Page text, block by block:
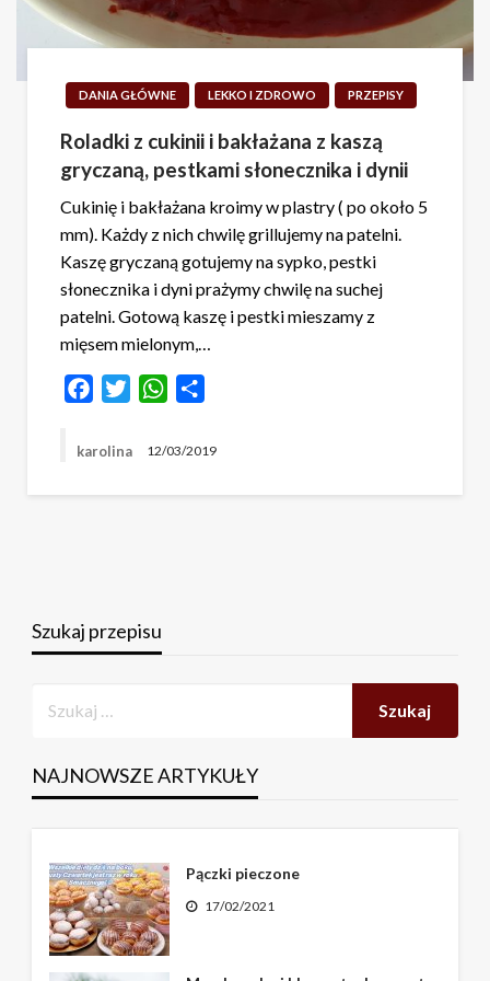
DANIA GŁÓWNE LEKKO I ZDROWO PRZEPISY
Roladki z cukinii i bakłażana z kaszą
gryczaną, pestkami słonecznika i dynii
Cukinię i bakłażana kroimy w plastry ( po około 5
mm). Każdy z nich chwilę grillujemy na patelni.
Kaszę gryczaną gotujemy na sypko, pestki
słonecznika i dyni prażymy chwilę na suchej
patelni. Gotową kaszę i pestki mieszamy z
mięsem mielonym,…
FacebookTwitterWhatsApp
karolina 12/03/2019
Szukaj przepisu
NAJNOWSZE ARTYKUŁY
Pączki pieczone
17/02/2021